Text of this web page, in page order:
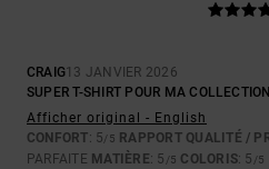
CRAIG13 JANVIER 2026
SUPER T-SHIRT POUR MA
Afficher original - English
CONFORT: 5/5 RAPPORT QUALITÉ /
PARFAITE MATIÈRE: 5 /5 COLORIS: 5 /5